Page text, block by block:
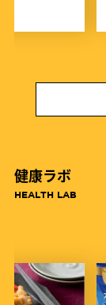
健康ラボ
HEALTH LAB